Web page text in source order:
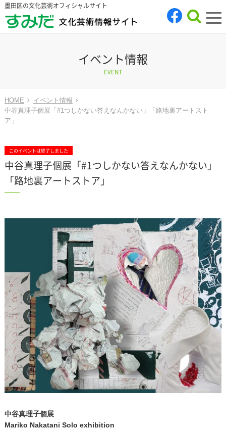
墨田区の文化芸術オフィシャルサイト
イベント情報
EVENT
HOME
イベント情報
中谷真理子個展「#1つしかない答えなんかない」「路地裏アートスト
ア」
このイベントは終了しました
中谷真理子個展「#1つしかない答えなんかない」
「路地裏アートストア」
中谷真理子個展
Mariko Nakatani Solo exhibition